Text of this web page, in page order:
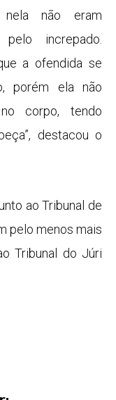
não eram
increpado.
a ofendida se
porém ela não
corpo, tendo
destacou o
ao Tribunal de
pelo menos mais
Tribunal do Júri